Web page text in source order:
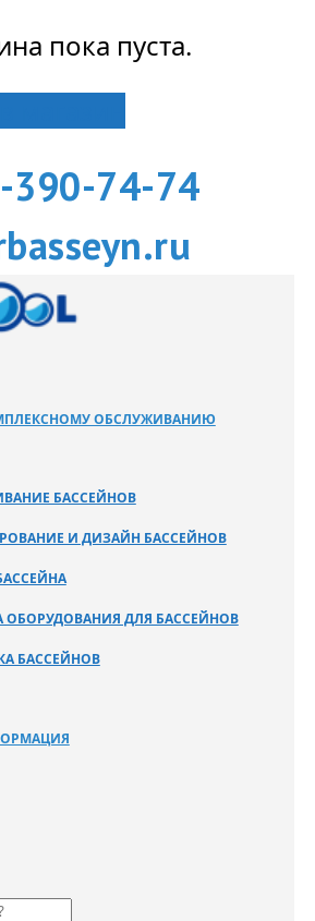
пока пуста.
390-74-74
ОБСЛУЖИВАНИЮ
БАССЕЙНОВ
И ДИЗАЙН БАССЕЙНОВ
ОБОРУДОВАНИЯ ДЛЯ БАССЕЙНОВ
БАССЕЙНОВ